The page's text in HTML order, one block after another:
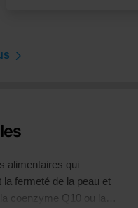
alimentaires qui
fermeté de la peau et
coenzyme Q10 ou la